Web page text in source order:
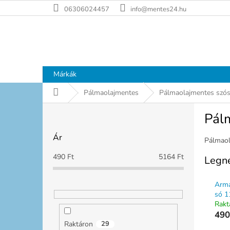
a
06306024457 info@mentes24.hu
Márkák
KezdőlapPálmaolajmentes Pálmaolajmentes
Ár
490 Ft 5164 Ft
Raktáron 29
só